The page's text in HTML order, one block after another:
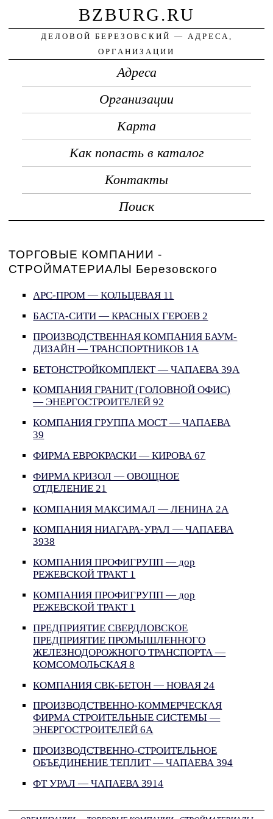
BZBURG.RU
ДЕЛОВОЙ БЕРЕЗОВСКИЙ — АДРЕСА,
ОРГАНИЗАЦИИ
Адреса
Организации
Карта
Как попасть в каталог
Контакты
Поиск
ТОРГОВЫЕ КОМПАНИИ -
СТРОЙМАТЕРИАЛЫ Березовского
АРС-ПРОМ — КОЛЬЦЕВАЯ 11
БАСТА-СИТИ — КРАСНЫХ ГЕРОЕВ 2
ПРОИЗВОДСТВЕННАЯ КОМПАНИЯ БАУМ-
ДИЗАЙН — ТРАНСПОРТНИКОВ 1А
БЕТОНСТРОЙКОМПЛЕКТ — ЧАПАЕВА 39А
КОМПАНИЯ ГРАНИТ (ГОЛОВНОЙ ОФИС)
— ЭНЕРГОСТРОИТЕЛЕЙ 92
КОМПАНИЯ ГРУППА МОСТ — ЧАПАЕВА
39
ФИРМА ЕВРОКРАСКИ — КИРОВА 67
ФИРМА КРИЗОЛ — ОВОЩНОЕ
ОТДЕЛЕНИЕ 21
КОМПАНИЯ МАКСИМАЛ — ЛЕНИНА 2А
КОМПАНИЯ НИАГАРА-УРАЛ — ЧАПАЕВА
3938
КОМПАНИЯ ПРОФИГРУПП — дор
РЕЖЕВСКОЙ ТРАКТ 1
КОМПАНИЯ ПРОФИГРУПП — дор
РЕЖЕВСКОЙ ТРАКТ 1
ПРЕДПРИЯТИЕ СВЕРДЛОВСКОЕ
ПРЕДПРИЯТИЕ ПРОМЫШЛЕННОГО
ЖЕЛЕЗНОДОРОЖНОГО ТРАНСПОРТА —
КОМСОМОЛЬСКАЯ 8
КОМПАНИЯ СВК-БЕТОН — НОВАЯ 24
ПРОИЗВОДСТВЕННО-КОММЕРЧЕСКАЯ
ФИРМА СТРОИТЕЛЬНЫЕ СИСТЕМЫ —
ЭНЕРГОСТРОИТЕЛЕЙ 6А
ПРОИЗВОДСТВЕННО-СТРОИТЕЛЬНОЕ
ОБЪЕДИНЕНИЕ ТЕПЛИТ — ЧАПАЕВА 394
ФТ УРАЛ — ЧАПАЕВА 3914